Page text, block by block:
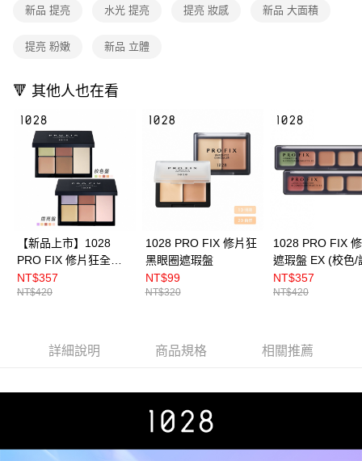
※ 請注意：結帳手續完成當下不需立刻繳費，但若您需要取消訂單，請聯絡
※ 交易是否成功請以「AFTEE先享後付 」之結帳頁面顯示為準，若有關於
１．透過由恩沛科技股份有限公司提供之「AFTEE先享後付」服務完成之交
易，需依本服務之必要範圍內提供個人資料，並將交易相關給付款項請求債
２．關於個人資料處理事宜，請瀏覽以下網址：
https://aftee.tw/terms/#terms3
３．未成年的使用者請事先徵得法定代理人或監護人之同意方可使用
「AFTEE先享後付」，若未經同意申辦者引起之損失，本公司不負相關責
任。
４．使用「AFTEE先享後付」時，將依據個別帳號之用戶狀況，依本公司即
時審查核予不同之上限額度；若仍有額度不足之情形，本公司將視審查結果
請求用戶進行身份認證。
５．嚴禁一人註冊多個帳號或使用他人資訊註冊。若發現惡意使用之情形，
恩沛科技股份有限公司將有權停止該用戶之使用額度並採取法律行動。
付款後7-11取貨
每筆NT$90，滿NT$599(含以上)免運費
國家/地區配送（宇迅） 查看運費
新品 提亮 水光 提亮 提亮 妝感 新品 大面積
提亮 粉嫩 新品 立體
🔻 其他人也在看
【新品上市】1028
PRO FIX 修片狂全能
遮瑕盤
NT$357
NT$420
1028 PRO FIX 修片狂
黑眼圈遮瑕盤
NT$99
NT$320
1028 PRO FIX
遮瑕盤 EX (校色/
NT$357
NT$420
詳細說明 商品規格 相關推薦